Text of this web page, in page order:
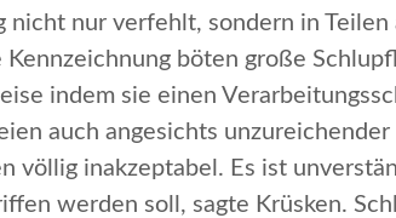
nur verfehlt, sondern in Teilen
böten große
indem sie einen
auch angesichts
völlig inakzeptabel. Es ist
werden soll , sagte Krüsken.